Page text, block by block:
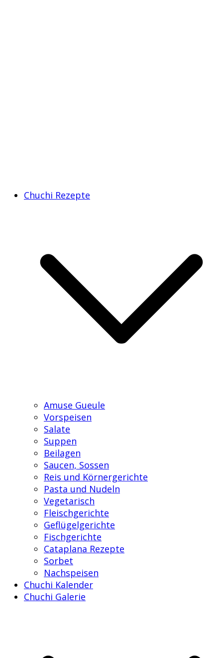
Chuchi Rezepte
Amuse Gueule
Vorspeisen
Salate
Suppen
Beilagen
Saucen, Sossen
Reis und Körnergerichte
Pasta und Nudeln
Vegetarisch
Fleischgerichte
Geflügelgerichte
Fischgerichte
Cataplana Rezepte
Sorbet
Nachspeisen
Chuchi Kalender
Chuchi Galerie